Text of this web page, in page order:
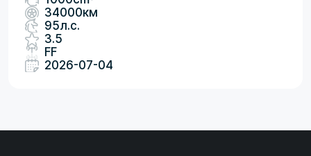
34000км
95л.с.
3.5
FF
2026-07-04